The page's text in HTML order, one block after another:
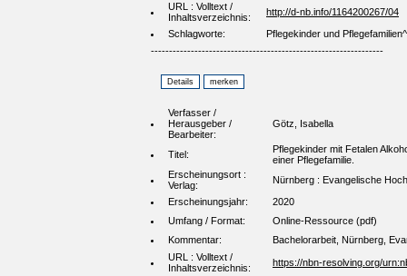
URL : Volltext /
Inhaltsverzeichnis:
http://d-nb.info/1164200267/04
Schlagworte:
Pflegekinder und
----------------------------------------------------------------
Verfasser /
Herausgeber /
Bearbeiter:
Götz, Isabella
Titel:
Pflegekinder mit Fetalen
einer Pflegefamilie.
Erscheinungsort :
Verlag:
Nürnberg : Evangelische
Erscheinungsjahr:
2020
Umfang / Format:
Online-Ressource (pdf)
Kommentar:
Bachelorarbeit, Nürnberg,
URL : Volltext /
Inhaltsverzeichnis:
https://nbn-resolving.org/